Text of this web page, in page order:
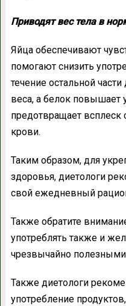
Приводят вес тела в
Яйца обеспечивают
помогают снизить
течение остальной
веса, а белок повышает
предотвращает всплеск
крови.
Таким образом, для
здоровья, диетологи
свой ежедневный
Также обратите
употреблять также и
чрезвычайно
Также диетологи
употребление